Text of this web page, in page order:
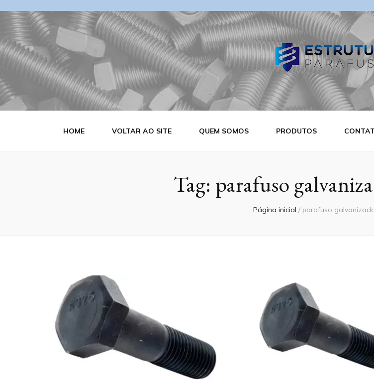
Blog Estrutura
HOME VOLTAR AO SITE QUEM SOMOS PRODUTOS
Tag: parafuso
Página inicial / parafuso